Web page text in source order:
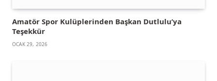
Amatör Spor Kulüplerinden Başkan Dutlulu’ya
Teşekkür
OCAK 29, 2026